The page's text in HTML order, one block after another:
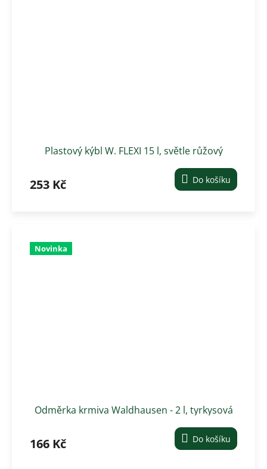
Plastový kýbl W. FLEXI 15 l, světle růžový
253 Kč Do košíku
Novinka
Odměrka krmiva Waldhausen - 2 l, tyrkysová
166 Kč Do košíku